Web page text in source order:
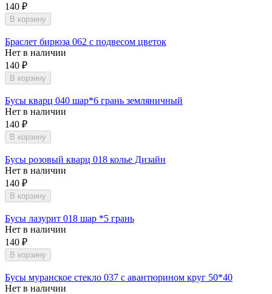
140 ₽
В корзину
Браслет бирюза 062 с подвесом цветок
Нет в наличии
140 ₽
В корзину
Бусы кварц 040 шар*6 грань земляничный
Нет в наличии
140 ₽
В корзину
Бусы розовый кварц 018 колье Дизайн
Нет в наличии
140 ₽
В корзину
Бусы лазурит 018 шар *5 грань
Нет в наличии
140 ₽
В корзину
Бусы муранское стекло 037 с авантюрином круг 50*40
Нет в наличии